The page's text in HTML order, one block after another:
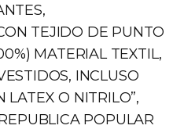
TEJIDO DE PUNTO
MATERIAL TEXTIL,
INCLUSO
LATEX O NITRILO”,
POPULAR